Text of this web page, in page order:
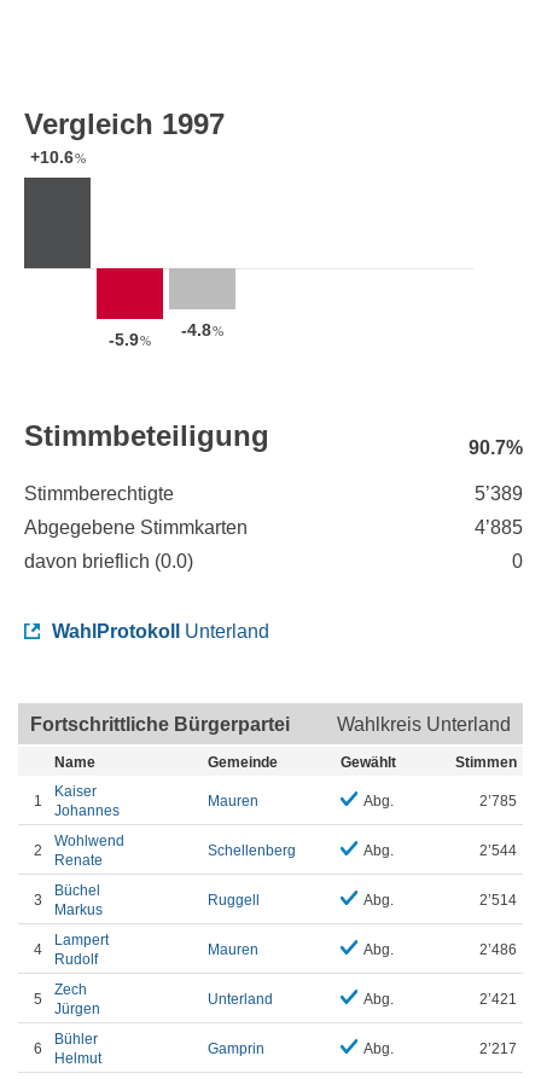
Vergleich 1997
+10.6%
-5.9%
-4.8%
Stimmbeteiligung 90.7%
Stimmberechtigte
5’389
Abgegebene Stimmkarten
4’885
davon brieflich (0.0) 0
WahlProtokoll Unterland
Fortschrittliche Bürgerpartei Wahlkreis Unterland
Name Gemeinde Gewählt Stimmen
1
Kaiser
Johannes
Mauren Abg. 2’785
2
Wohlwend
Renate
Schellenberg Abg. 2’544
3
Büchel
Markus
Ruggell Abg. 2’514
4
Lampert
Rudolf
Mauren Abg. 2’486
5
Zech
Jürgen
Unterland Abg. 2’421
6
Bühler
Helmut
Gamprin Abg. 2’217